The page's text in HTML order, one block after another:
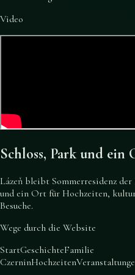
Video
Schloss, Park und ein
Lázeň bleibt Sommerresidenz
und ein Ort für Hochzeiten,
Besuche.
Wege durch die Website
StartGeschichteFamilie
CzerninHochzeiten